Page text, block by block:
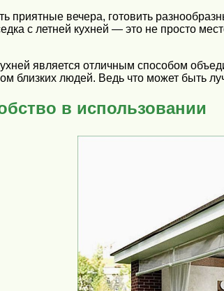
приятные вечера, готовить
с летней кухней — это не просто
является отличным способом
близких людей. Ведь что может быть
в использовании